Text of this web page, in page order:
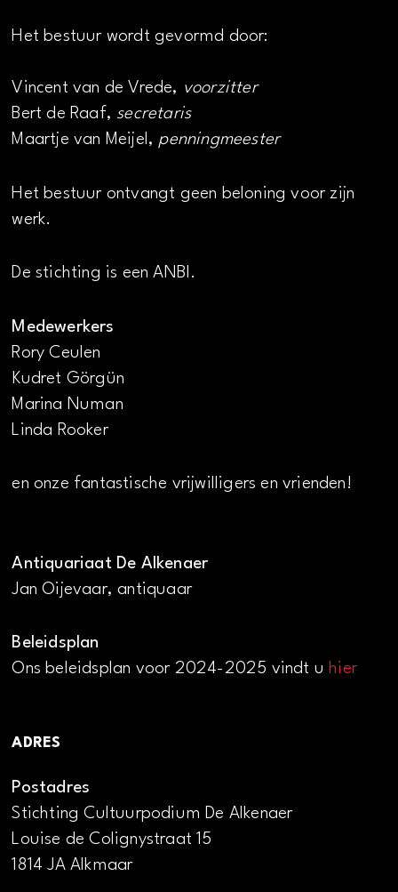
Het bestuur wordt gevormd door:
Vincent van de Vrede, voorzitter
Bert de Raaf, secretaris
Maartje van Meijel, penningmeester
Het bestuur ontvangt geen beloning voor zijn
werk.
De stichting is een ANBI.
Medewerkers
Rory Ceulen
Kudret Görgün
Marina Numan
Linda Rooker
en onze fantastische vrijwilligers en vrienden!
Antiquariaat De Alkenaer
Jan Oijevaar, antiquaar
Beleidsplan
Ons beleidsplan voor 2024-2025 vindt uhier
ADRES
Postadres
Stichting Cultuurpodium De Alkenaer
Louise de Colignystraat 15
1814 JA Alkmaar